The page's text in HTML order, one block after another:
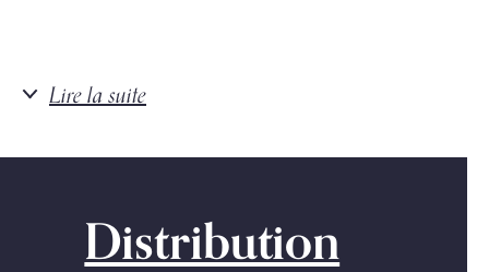
Lire la suite
Distribution